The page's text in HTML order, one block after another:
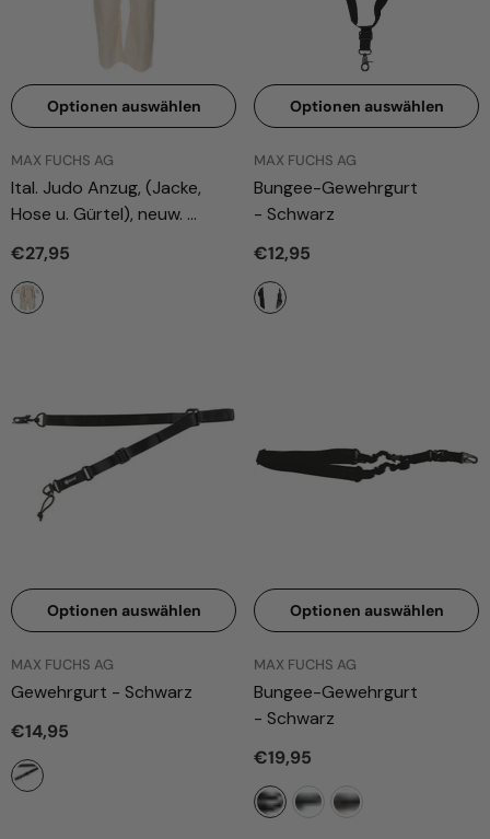
Optionen auswählen
ANBIETER:
MAX FUCHS AG
Ital. Judo Anzug, (Jacke,
Hose u. Gürtel), neuw.
€27,95
Optionen auswählen
ANBIETER:
MAX FUCHS AG
Bungee-Gewehrgurt
- Schwarz
€12,95
Optionen auswählen
ANBIETER:
MAX FUCHS AG
Gewehrgurt - Schwarz
€14,95
Optionen auswählen
ANBIETER:
MAX FUCHS AG
Bungee-Gewehrgurt
- Schwarz
€19,95